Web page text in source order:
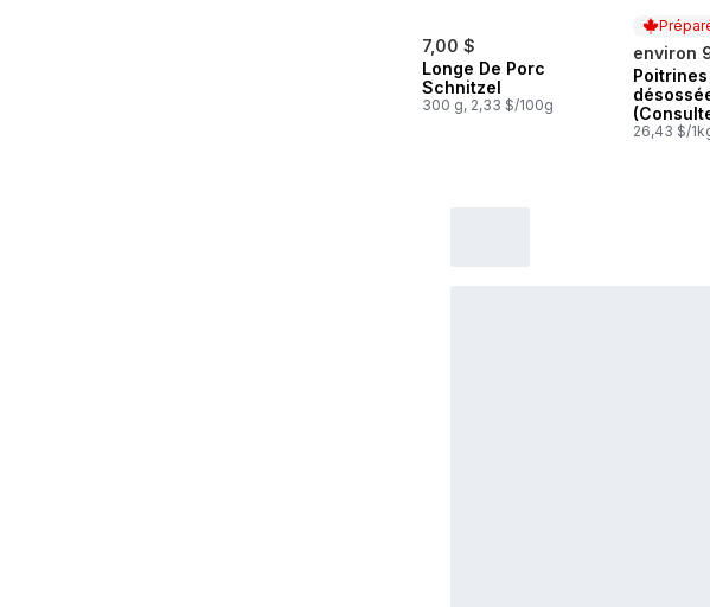
7,00 $
Longe De Porc
Schnitzel
300 g, 2,33 $/100g
environ
Préparé
26,43 $/